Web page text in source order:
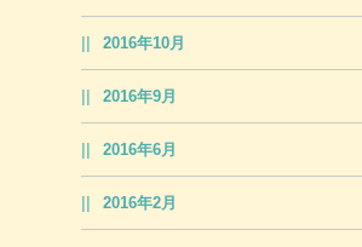
2016年10月
2016年9月
2016年6月
2016年2月